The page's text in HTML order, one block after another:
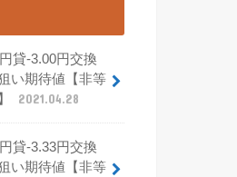
貸-3.00円交換
い期待値【非等
2021.04.28
貸-3.33円交換
い期待値【非等